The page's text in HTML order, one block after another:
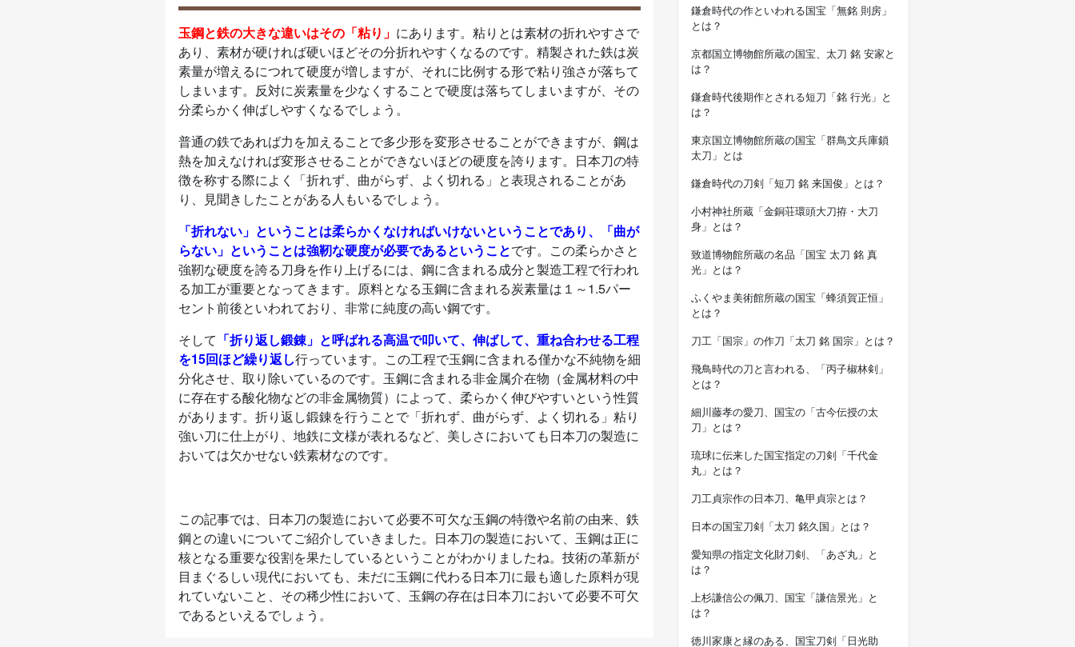
玉鋼と鉄の大きな違いはその「粘り」 にあります。粘りとは素材の折れやすさで
あり、素材が硬ければ硬いほどその分折れやすくなるのです。精製された鉄は炭
素量が増えるにつれて硬度が増しますが、それに比例する形で粘り強さが落ちて
しまいます。反対に炭素量を少なくすることで硬度は落ちてしまいますが、その
分柔らかく伸ばしやすくなるでしょう。
普通の鉄であれば力を加えることで多少形を変形させることができますが、鋼は
熱を加えなければ変形させることができないほどの硬度を誇ります。日本刀の特
徴を称する際によく「折れず、曲がらず、よく切れる」と表現されることがあ
り、見聞きしたことがある人もいるでしょう。
「折れない」ということは柔らかくなければいけないということであり、「曲が
らない」ということは強靭な硬度が必要であるということです。この柔らかさと
強靭な硬度を誇る刀身を作り上げるには、鋼に含まれる成分と製造工程で行われ
る加工が重要となってきます。原料となる玉鋼に含まれる炭素量は１～1.5パー
セント前後といわれており、非常に純度の高い鋼です。
そして 「折り返し鍛錬」と呼ばれる高温で叩いて、伸ばして、重ね合わせる工程
を15回ほど繰り返し行っています。この工程で玉鋼に含まれる僅かな不純物を細
分化させ、取り除いているのです。玉鋼に含まれる非金属介在物（金属材料の中
に存在する酸化物などの非金属物質）によって、柔らかく伸びやすいという性質
があります。折り返し鍛錬を行うことで「折れず、曲がらず、よく切れる」粘り
強い刀に仕上がり、地鉄に文様が表れるなど、美しさにおいても日本刀の製造に
おいては欠かせない鉄素材なのです。
この記事では、日本刀の製造において必要不可欠な玉鋼の特徴や名前の由来、鉄
鋼との違いについてご紹介していきました。日本刀の製造において、玉鋼は正に
核となる重要な役割を果たしているということがわかりましたね。技術の革新が
目まぐるしい現代においても、未だに玉鋼に代わる日本刀に最も適した原料が現
れていないこと、その稀少性において、玉鋼の存在は日本刀において必要不可欠
であるといえるでしょう。
鎌倉時代の作といわれる国宝「無銘 則房」
とは？
京都国立博物館所蔵の国宝、太刀 銘 安家と
は？
鎌倉時代後期作とされる短刀「銘 行光」と
は？
東京国立博物館所蔵の国宝「群鳥文兵庫鎖
太刀」とは
鎌倉時代の刀剣「短刀 銘 来国俊」とは？
小村神社所蔵「金銅荘環頭大刀拵・大刀
身」とは？
致道博物館所蔵の名品「国宝 太刀 銘 真
光」とは？
ふくやま美術館所蔵の国宝「蜂須賀正恒」
とは？
刀工「国宗」の作刀「太刀 銘 国宗」とは？
飛鳥時代の刀と言われる、「丙子椒林剣」
とは？
細川藤孝の愛刀、国宝の「古今伝授の太
刀」とは？
琉球に伝来した国宝指定の刀剣「千代金
丸」とは？
刀工貞宗作の日本刀、亀甲貞宗とは？
日本の国宝刀剣「太刀 銘久国」とは？
愛知県の指定文化財刀剣、「あざ丸」と
は？
上杉謙信公の佩刀、国宝「謙信景光」と
は？
徳川家康と縁のある、国宝刀剣「日光助